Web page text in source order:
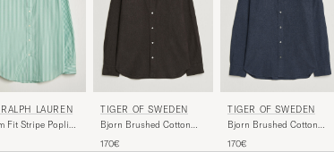
LAUREN
Fit Stripe Poplin
TIGER OF SWEDEN
Bjorn Brushed Cotton
170€
TIGER OF SWEDEN
Bjorn Brushed Cotton
170€